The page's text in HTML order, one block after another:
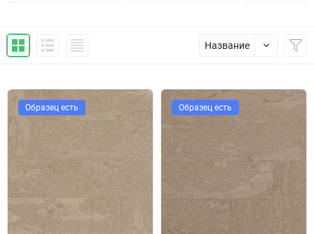
Название
Образец есть Образец есть